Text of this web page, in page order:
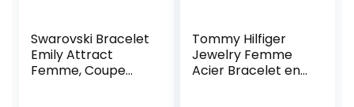
Swarovski Bracelet
Emily Attract
Femme, Coupe
Tommy Hilfiger
Jewelry Femme
Acier Bracelet en